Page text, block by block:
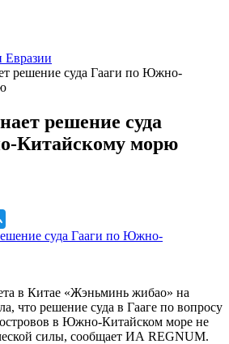
Евразии
решение суда Гааги по Южно-
решение суда
Китайскому морю
в Китае «Жэньминь жибао» на
что решение суда в Гааге по вопросу
в Южно-Китайском море не
силы, сообщает ИА REGNUM.